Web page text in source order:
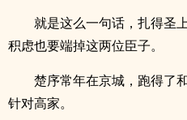
就是这么一句话，扎得圣
积虑也要端掉这两位臣子。
楚序常年在京城，跑得了
针对高家。